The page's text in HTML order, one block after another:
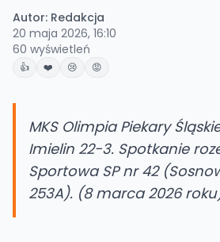
Autor: Redakcja
20 maja 2026, 16:10
60 wyświetleń
👍 ❤️ 😢 😡
MKS Olimpia Piekary
Imielin 22-3. Spotkanie
Sportowa SP nr 42
253A). (8 marca 2026